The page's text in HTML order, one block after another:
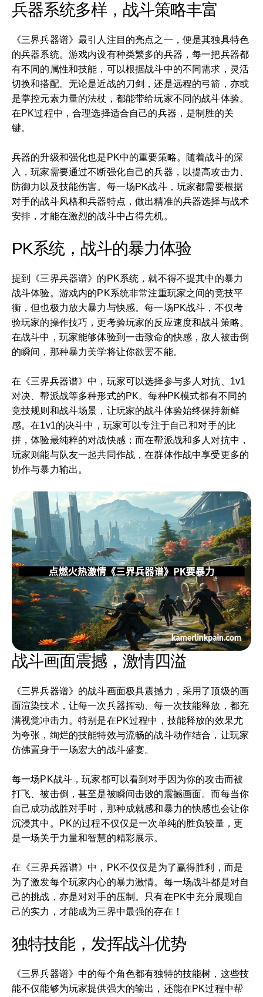
兵器系统多样，战斗策略丰富
《三界兵器谱》最引人注目的亮点之一，便是其独具特色
的兵器系统。游戏内设有种类繁多的兵器，每一把兵器都
有不同的属性和技能，可以根据战斗中的不同需求，灵活
切换和搭配。无论是近战的刀剑，还是远程的弓箭，亦或
是掌控元素力量的法杖，都能带给玩家不同的战斗体验。
在PK过程中，合理选择适合自己的兵器，是制胜的关
键。
兵器的升级和强化也是PK中的重要策略。随着战斗的深
入，玩家需要通过不断强化自己的兵器，以提高攻击力、
防御力以及技能伤害。每一场PK战斗，玩家都需要根据
对手的战斗风格和兵器特点，做出精准的兵器选择与战术
安排，才能在激烈的战斗中占得先机。
PK系统，战斗的暴力体验
提到《三界兵器谱》的PK系统，就不得不提其中的暴力
战斗体验。游戏内的PK系统非常注重玩家之间的竞技平
衡，但也极力放大暴力与快感。每一场PK战斗，不仅考
验玩家的操作技巧，更考验玩家的反应速度和战斗策略。
在战斗中，玩家能够体验到一击致命的快感，敌人被击倒
的瞬间，那种暴力美学将让你欲罢不能。
在《三界兵器谱》中，玩家可以选择参与多人对抗、1v1
对决、帮派战等多种形式的PK。每种PK模式都有不同的
竞技规则和战斗场景，让玩家的战斗体验始终保持新鲜
感。在1v1的决斗中，玩家可以专注于自己和对手的比
拼，体验最纯粹的对战快感；而在帮派战和多人对抗中，
玩家则能与队友一起共同作战，在群体作战中享受更多的
协作与暴力输出。
战斗画面震撼，激情四溢
《三界兵器谱》的战斗画面极具震撼力，采用了顶级的画
面渲染技术，让每一次兵器挥动、每一次技能释放，都充
满视觉冲击力。特别是在PK过程中，技能释放的效果尤
为夸张，绚烂的技能特效与流畅的战斗动作结合，让玩家
仿佛置身于一场宏大的战斗盛宴。
每一场PK战斗，玩家都可以看到对手因为你的攻击而被
打飞、被击倒，甚至是被瞬间击败的震撼画面。而每当你
自己成功战胜对手时，那种成就感和暴力的快感也会让你
沉浸其中。PK的过程不仅仅是一次单纯的胜负较量，更
是一场关于力量和智慧的精彩展示。
在《三界兵器谱》中，PK不仅仅是为了赢得胜利，而是
为了激发每个玩家内心的暴力激情。每一场战斗都是对自
己的挑战，亦是对对手的压制。只有在PK中充分展现自
己的实力，才能成为三界中最强的存在！
独特技能，发挥战斗优势
《三界兵器谱》中的每个角色都有独特的技能树，这些技
能不仅能够为玩家提供强大的输出，还能在PK过程中帮